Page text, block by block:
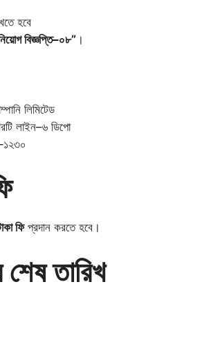
হবে
বিজ্ঞপ্তি–০৮” ।
লিমিটেড
লাইন–৬ ডিপো
ফিপ্রদান করতে হবে।
তারিখ